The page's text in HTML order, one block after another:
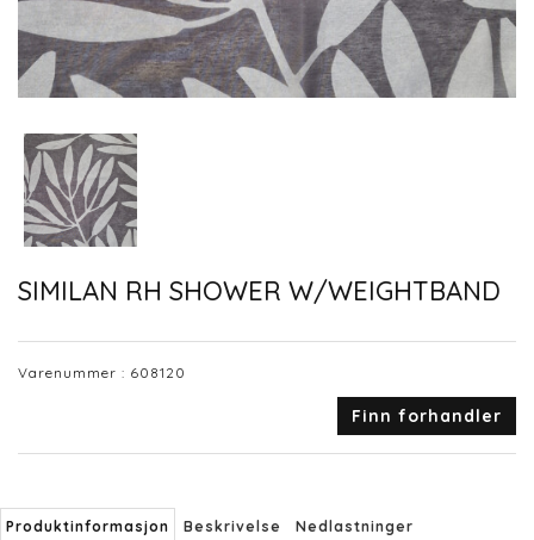
SIMILAN RH SHOWER W/WEIGHTBAND
Varenummer : 608120
Finn forhandler
Produktinformasjon Beskrivelse Nedlastninger